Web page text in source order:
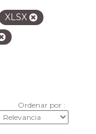
XLSX
Ordenar por